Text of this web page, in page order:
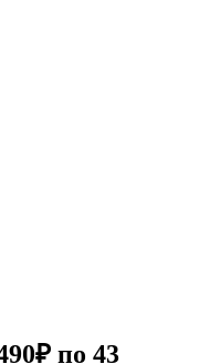
по 43